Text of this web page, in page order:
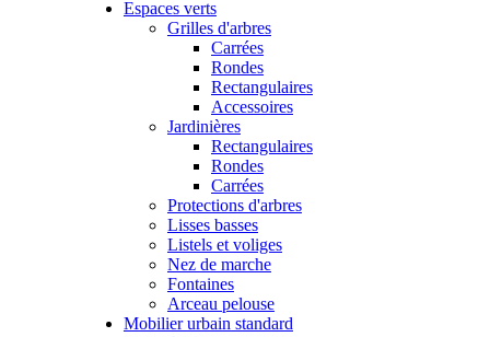
Espaces verts
Grilles d'arbres
Carrées
Rondes
Rectangulaires
Accessoires
Jardinières
Rectangulaires
Rondes
Carrées
Protections d'arbres
Lisses basses
Listels et voliges
Nez de marche
Fontaines
Arceau pelouse
Mobilier urbain standard